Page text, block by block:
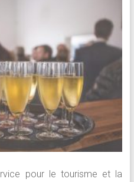
pour le tourisme et la